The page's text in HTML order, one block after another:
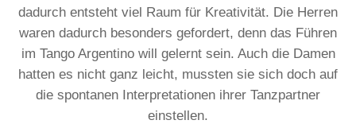
dadurch entsteht viel Raum für Kreativität. Die Herren
waren dadurch besonders gefordert, denn das Führen
im Tango Argentino will gelernt sein. Auch die Damen
hatten es nicht ganz leicht, mussten sie sich doch auf
die spontanen Interpretationen ihrer Tanzpartner
einstellen.